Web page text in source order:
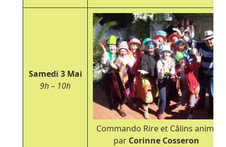
Samedi 3 Mai
9h – 10h
Commando Rire et Câlins animé
par Corinne Cosseron